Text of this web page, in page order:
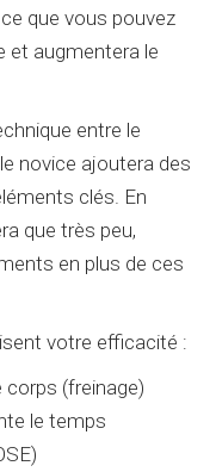
que vous pouvez
et augmentera le
entre le
novice ajoutera des
clés. En
que très peu,
en plus de ces
votre efficacité :
(freinage)
le temps